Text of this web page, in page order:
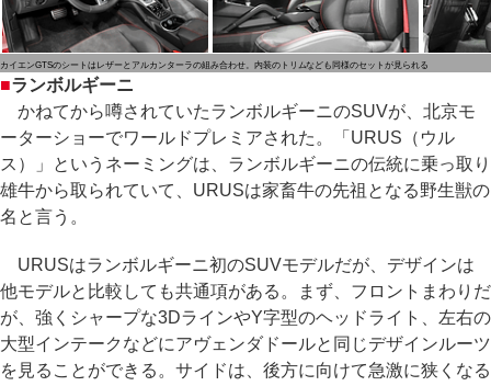
カイエンGTSのシートはレザーとアルカンターラの組み合わせ。内装のトリムなども同様のセットが見られる
■ランボルギーニ
かねてから噂されていたランボルギーニのSUVが、北京モ
ーターショーでワールドプレミアされた。「URUS（ウル
ス）」というネーミングは、ランボルギーニの伝統に乗っ取り
雄牛から取られていて、URUSは家畜牛の先祖となる野生獣の
名と言う。
URUSはランボルギーニ初のSUVモデルだが、デザインは
他モデルと比較しても共通項がある。まず、フロントまわりだ
が、強くシャープな3DラインやY字型のヘッドライト、左右の
大型インテークなどにアヴェンダドールと同じデザインルーツ
を見ることができる。サイドは、後方に向けて急激に狭くなる